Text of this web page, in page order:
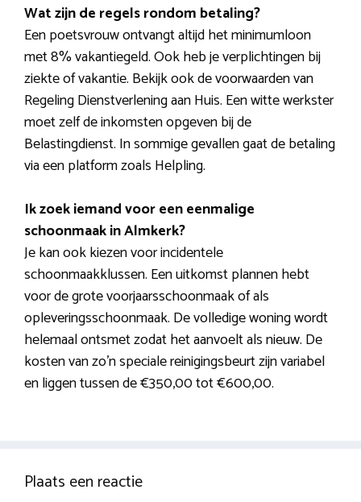
Wat zijn de regels rondom betaling?
Een poetsvrouw ontvangt altijd het minimumloon
met 8% vakantiegeld. Ook heb je verplichtingen bij
ziekte of vakantie. Bekijk ook de voorwaarden van
Regeling Dienstverlening aan Huis. Een witte werkster
moet zelf de inkomsten opgeven bij de
Belastingdienst. In sommige gevallen gaat de betaling
via een platform zoals Helpling.
Ik zoek iemand voor een eenmalige
schoonmaak in Almkerk?
Je kan ook kiezen voor incidentele
schoonmaakklussen. Een uitkomst plannen hebt
voor de grote voorjaarsschoonmaak of als
opleveringsschoonmaak. De volledige woning wordt
helemaal ontsmet zodat het aanvoelt als nieuw. De
kosten van zo’n speciale reinigingsbeurt zijn variabel
en liggen tussen de €350,00 tot €600,00.
Plaats een reactie